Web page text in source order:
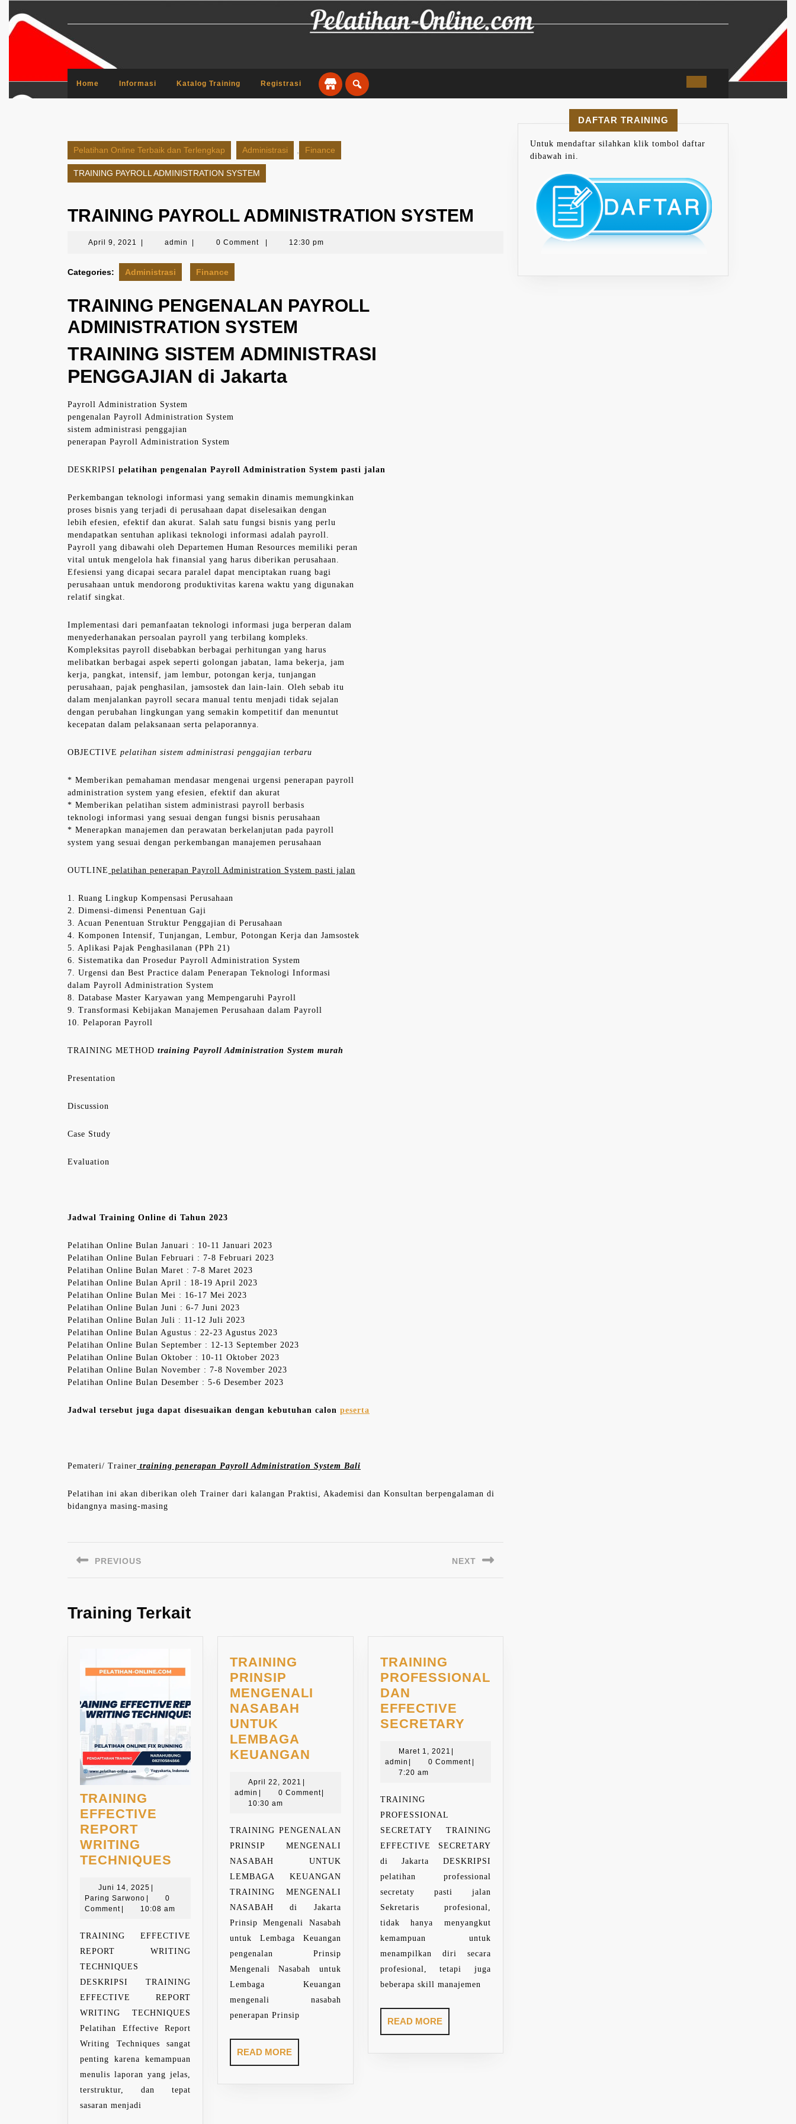
to
content
Home Informasi Katalog Training Registrasi
Pelatihan Online Terbaik dan Terlengkap Administrasi Finance
TRAINING PAYROLL ADMINISTRATION SYSTEM
TRAINING PAYROLL ADMINISTRATION SYSTEM
April 9, 2021 April
2021
admin admin 0 Comment 12:30 pm
Categories: Administrasi Finance
TRAINING PENGENALAN PAYROLL
ADMINISTRATION SYSTEM
TRAINING SISTEM ADMINISTRASI
PENGGAJIAN di Jakarta
Payroll Administration System
pengenalan Payroll Administration System
sistem administrasi penggajian
penerapan Payroll Administration System
DESKRIPSI pelatihan pengenalan Payroll Administration System pasti jalan
Perkembangan teknologi informasi yang semakin dinamis memungkinkan
proses bisnis yang terjadi di perusahaan dapat diselesaikan dengan
lebih efesien, efektif dan akurat. Salah satu fungsi bisnis yang perlu
mendapatkan sentuhan aplikasi teknologi informasi adalah payroll.
Payroll yang dibawahi oleh Departemen Human Resources memiliki peran
vital untuk mengelola hak finansial yang harus diberikan perusahaan.
Efesiensi yang dicapai secara paralel dapat menciptakan ruang bagi
perusahaan untuk mendorong produktivitas karena waktu yang digunakan
relatif singkat.
Implementasi dari pemanfaatan teknologi informasi juga berperan dalam
menyederhanakan persoalan payroll yang terbilang kompleks.
Kompleksitas payroll disebabkan berbagai perhitungan yang harus
melibatkan berbagai aspek seperti golongan jabatan, lama bekerja, jam
kerja, pangkat, intensif, jam lembur, potongan kerja, tunjangan
perusahaan, pajak penghasilan, jamsostek dan lain-lain. Oleh sebab itu
dalam menjalankan payroll secara manual tentu menjadi tidak sejalan
dengan perubahan lingkungan yang semakin kompetitif dan menuntut
kecepatan dalam pelaksanaan serta pelaporannya.
OBJECTIVE pelatihan sistem administrasi penggajian terbaru
* Memberikan pemahaman mendasar mengenai urgensi penerapan payroll
administration system yang efesien, efektif dan akurat
* Memberikan pelatihan sistem administrasi payroll berbasis
teknologi informasi yang sesuai dengan fungsi bisnis perusahaan
* Menerapkan manajemen dan perawatan berkelanjutan pada payroll
system yang sesuai dengan perkembangan manajemen perusahaan
OUTLINE pelatihan penerapan Payroll Administration System pasti jalan
1. Ruang Lingkup Kompensasi Perusahaan
2. Dimensi-dimensi Penentuan Gaji
3. Acuan Penentuan Struktur Penggajian di Perusahaan
4. Komponen Intensif, Tunjangan, Lembur, Potongan Kerja dan Jamsostek
5. Aplikasi Pajak Penghasilanan (PPh 21)
6. Sistematika dan Prosedur Payroll Administration System
7. Urgensi dan Best Practice dalam Penerapan Teknologi Informasi
dalam Payroll Administration System
8. Database Master Karyawan yang Mempengaruhi Payroll
9. Transformasi Kebijakan Manajemen Perusahaan dalam Payroll
10. Pelaporan Payroll
TRAINING METHOD training Payroll Administration System murah
Presentation
Discussion
Case Study
Evaluation
Jadwal Training Online di Tahun 2023
Pelatihan Online Bulan Januari : 10-11 Januari 2023
Pelatihan Online Bulan Februari : 7-8 Februari 2023
Pelatihan Online Bulan Maret : 7-8 Maret 2023
Pelatihan Online Bulan April : 18-19 April 2023
Pelatihan Online Bulan Mei : 16-17 Mei 2023
Pelatihan Online Bulan Juni : 6-7 Juni 2023
Pelatihan Online Bulan Juli : 11-12 Juli 2023
Pelatihan Online Bulan Agustus : 22-23 Agustus 2023
Pelatihan Online Bulan September : 12-13 September 2023
Pelatihan Online Bulan Oktober : 10-11 Oktober 2023
Pelatihan Online Bulan November : 7-8 November 2023
Pelatihan Online Bulan Desember : 5-6 Desember 2023
Jadwal tersebut juga dapat disesuaikan dengan kebutuhan calon peserta
Pemateri/ Trainer training penerapan Payroll Administration System Bali
Pelatihan ini akan diberikan oleh Trainer dari kalangan Praktisi, Akademisi dan Konsultan berpengalaman di
bidangnya masing-masing
posPREVIOUS NEXT
Training Terkait
TRAINING
EFFECTIVE
REPORT
WRITING
TECHNIQUES TRAINING
EFFECTIVE
WRITING
TECHNIQUES
Juni 14, 2025 Juni
2025
Paring Sarwono Paring
Sarwono
0
Comment
10:08 am
TRAINING EFFECTIVE
REPORT WRITING
TECHNIQUES
DESKRIPSI TRAINING
EFFECTIVE REPORT
WRITING TECHNIQUES
Pelatihan Effective Report
Writing Techniques sangat
penting karena kemampuan
menulis laporan yang jelas,
terstruktur, dan tepat
sasaran menjadi
TRAINING
PRINSIP
MENGENALI
NASABAH
UNTUK
LEMBAGA
KEUANGAN
NASABAH
LEMBAGA
KEUANGAN
April 22, 2021 April
22,
admin admin0 Comment
10:30 am
TRAINING PENGENALAN
PRINSIP MENGENALI
NASABAH UNTUK
LEMBAGA KEUANGAN
TRAINING MENGENALI
NASABAH di Jakarta
Prinsip Mengenali Nasabah
untuk Lembaga Keuangan
pengenalan Prinsip
Mengenali Nasabah untuk
Lembaga Keuangan
mengenali nasabah
penerapan Prinsip
READ MOREREAD
MORE
TRAINING
PROFESSIONAL
DAN
EFFECTIVE
SECRETARY
EFFECTIVE
Maret 1, 2021 Maret
1,
admin admin0 Comment
7:20 am
TRAINING
PROFESSIONAL
SECRETATY TRAINING
EFFECTIVE SECRETARY
di Jakarta DESKRIPSI
pelatihan professional
secretaty pasti jalan
Sekretaris profesional,
tidak hanya menyangkut
kemampuan untuk
menampilkan diri secara
profesional, tetapi juga
beberapa skill manajemen
READ MOREREAD
MORE
DAFTAR TRAINING
Untuk mendaftar silahkan klik tombol daftar
dibawah ini.